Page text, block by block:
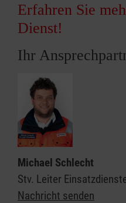
Erfahren Sie
Dienst!
Ihr
Michael Schlecht
Stv. Leiter
Nachricht senden